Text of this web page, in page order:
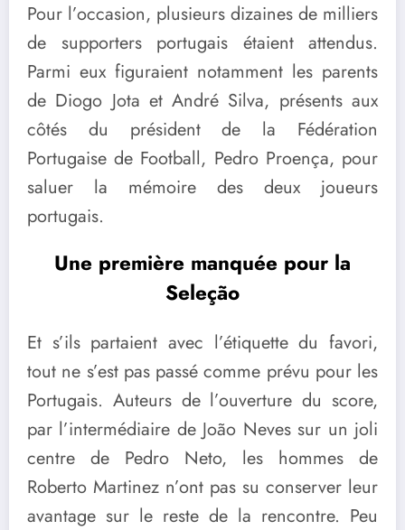
Pour l’occasion, plusieurs dizaines de milliers
de supporters portugais étaient attendus.
Parmi eux figuraient notamment les parents
de Diogo Jota et André Silva, présents aux
côtés du président de la Fédération
Portugaise de Football, Pedro Proença, pour
saluer la mémoire des deux joueurs
portugais.
Une première manquée pour la
Seleção
Et s’ils partaient avec l’étiquette du favori,
tout ne s’est pas passé comme prévu pour les
Portugais. Auteurs de l’ouverture du score,
par l’intermédiaire de João Neves sur un joli
centre de Pedro Neto, les hommes de
Roberto Martinez n’ont pas su conserver leur
avantage sur le reste de la rencontre. Peu